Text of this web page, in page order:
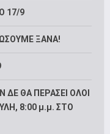
17/9
ΞΑΝΑ!
ΘΑ ΠΕΡΑΣΕΙ ΟΛΟΙ
8:00 μ.μ. ΣΤΟ